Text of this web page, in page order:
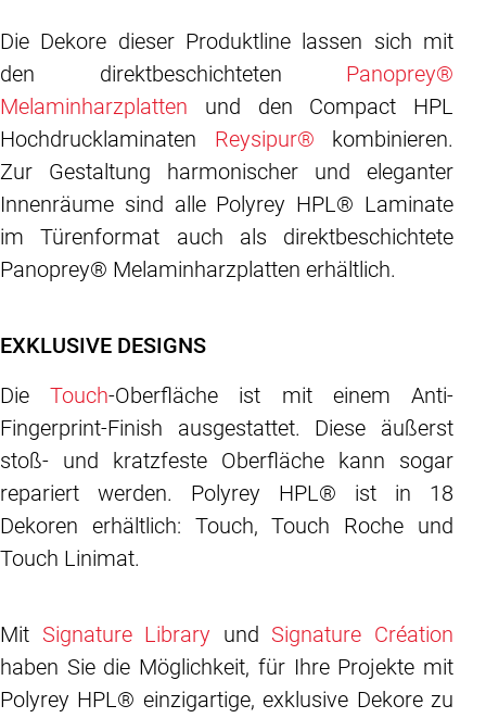
Die Dekore dieser Produktline lassen sich mit
den direktbeschichteten Panoprey®
Melaminharzplatten und den Compact HPL
Hochdrucklaminaten Reysipur® kombinieren.
Zur Gestaltung harmonischer und eleganter
Innenräume sind alle Polyrey HPL® Laminate
im Türenformat auch als direktbeschichtete
Panoprey® Melaminharzplatten erhältlich.
EXKLUSIVE DESIGNS
DieTouch-Oberfläche ist mit einem Anti-
Fingerprint-Finish ausgestattet. Diese äußerst
stoß- und kratzfeste Oberfläche kann sogar
repariert werden. Polyrey HPL® ist in 18
Dekoren erhältlich: Touch, Touch Roche und
Touch Linimat.
Mit Signature Library und Signature Création
haben Sie die Möglichkeit, für Ihre Projekte mit
Polyrey HPL® einzigartige, exklusive Dekore zu